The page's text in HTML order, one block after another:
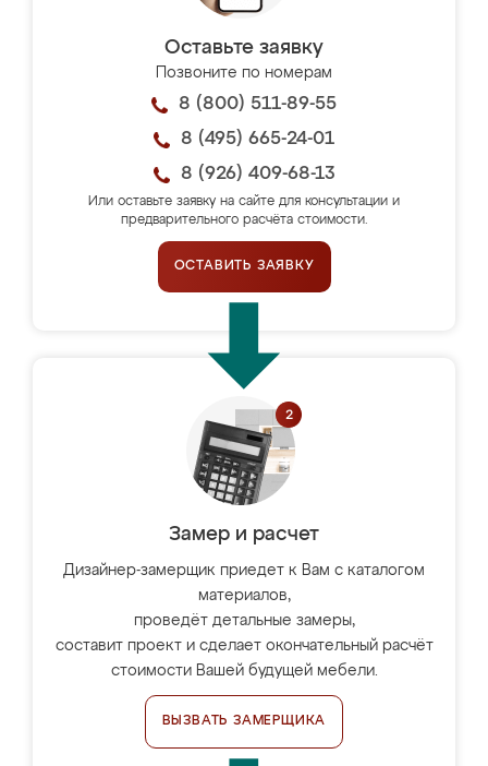
Оставьте заявку
Позвоните по номерам
8 (800) 511-89-55
8 (495) 665-24-01
8 (926) 409-68-13
Или оставьте заявку на сайте для консультации и
предварительного расчёта стоимости.
ОСТАВИТЬ ЗАЯВКУ
Замер и расчет
Дизайнер-замерщик приедет к Вам с каталогом
материалов,
проведёт детальные замеры,
составит проект и сделает окончательный расчёт
стоимости Вашей будущей мебели.
ВЫЗВАТЬ ЗАМЕРЩИКА